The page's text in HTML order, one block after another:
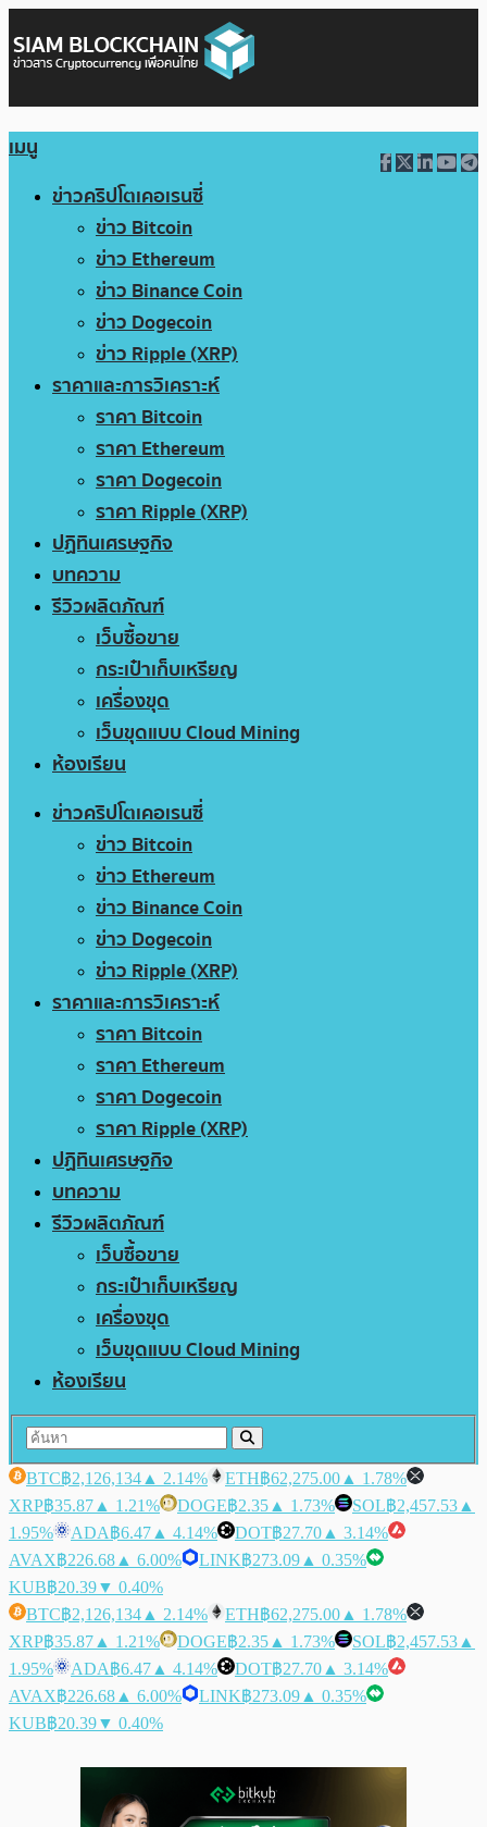
เมนู
ข่าวคริปโตเคอเรนซี่
ข่าว Bitcoin
ข่าว Ethereum
ข่าว Binance Coin
ข่าว Dogecoin
ข่าว Ripple (XRP)
ราคาและการวิเคราะห์
ราคา Bitcoin
ราคา Ethereum
ราคา Dogecoin
ราคา Ripple (XRP)
ปฏิทินเศรษฐกิจ
บทความ
รีวิวผลิตภัณฑ์
เว็บซื้อขาย
กระเป๋าเก็บเหรียญ
เครื่องขุด
เว็บขุดแบบ Cloud Mining
ห้องเรียน
ข่าวคริปโตเคอเรนซี่
ข่าว Bitcoin
ข่าว Ethereum
ข่าว Binance Coin
ข่าว Dogecoin
ข่าว Ripple (XRP)
ราคาและการวิเคราะห์
ราคา Bitcoin
ราคา Ethereum
ราคา Dogecoin
ราคา Ripple (XRP)
ปฏิทินเศรษฐกิจ
บทความ
รีวิวผลิตภัณฑ์
เว็บซื้อขาย
กระเป๋าเก็บเหรียญ
เครื่องขุด
เว็บขุดแบบ Cloud Mining
ห้องเรียน
BTC฿2,126,134 ▲ 2.14% ETH฿62,275.00 ▲ 1.78%
XRP฿35.87 ▲ 1.21% DOGE฿2.35 ▲ 1.73% SOL฿2,457.53 ▲
1.95%
ADA฿6.47 ▲ 4.14% DOT฿27.70 ▲ 3.14%
AVAX฿226.68 ▲ 6.00% LINK฿273.09 ▲ 0.35%
KUB฿20.39▼ 0.40%
BTC฿2,126,134 ▲ 2.14% ETH฿62,275.00 ▲ 1.78%
XRP฿35.87 ▲ 1.21% DOGE฿2.35 ▲ 1.73% SOL฿2,457.53 ▲
1.95%
ADA฿6.47 ▲ 4.14% DOT฿27.70 ▲ 3.14%
AVAX฿226.68 ▲ 6.00% LINK฿273.09 ▲ 0.35%
KUB฿20.39▼ 0.40%